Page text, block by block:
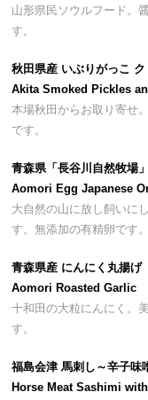
山形県民ソウルフード。
す。
秋田県産 いぶりがっこ
Akita Smoked Pickles
本場秋田からお取り寄せ
です。
青森県「長谷川自然牧場
Aomori Egg Japanese
大自然の山に放し飼いに
す。無添加の有精卵です。
青森県産 にんにく丸揚げ
Aomori Roasted Garlic
十和田の大粒にんにく。
す。
福島会津 馬刺し～辛子味
Horse Meat Sashimi